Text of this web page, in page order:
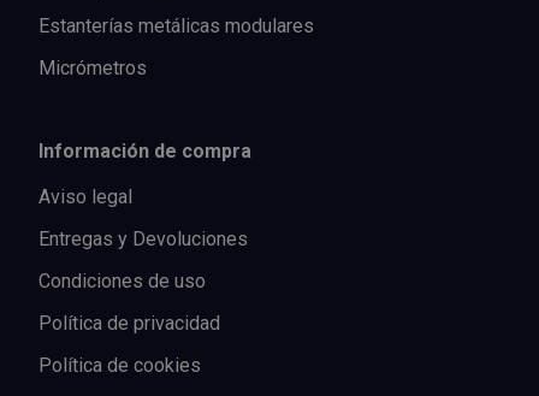
Estanterías metálicas modulares
Micrómetros
Información de compra
Aviso legal
Entregas y Devoluciones
Condiciones de uso
Política de privacidad
Política de cookies